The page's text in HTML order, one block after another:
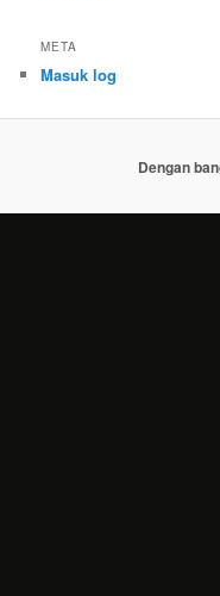
META
Masuk log
Dengan